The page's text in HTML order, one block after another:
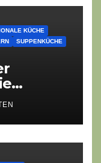
KÜCHE
SUPPENKÜCHE
DNA